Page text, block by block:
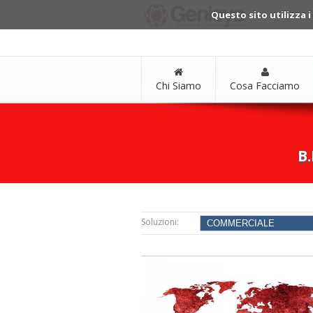
Questo sito utilizza i
Chi Siamo Cosa Facciamo
Soluzioni: